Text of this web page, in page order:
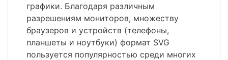
графики. Благодаря различным
разрешениям мониторов, множеству
браузеров и устройств (телефоны,
планшеты и ноутбуки) формат SVG
пользуется популярностью среди многих